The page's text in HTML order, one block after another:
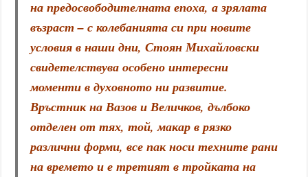
на предосвободителната епоха, а зрялата
възраст – с колебанията си при новите
условия в наши дни, Стоян Михайловски
свидетелствува особено интересни
моменти в духовното ни развитие.
Връстник на Вазов и Величков, дълбоко
отделен от тях, той, макар в рязко
различни форми, все пак носи техните рани
на времето и е третият в тройката на